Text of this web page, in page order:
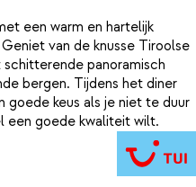
een warm en hartelijk
van de knusse Tiroolse
panoramisch
bergen. Tijdens het diner
goede keus als je niet te duur
een goede kwaliteit wilt.